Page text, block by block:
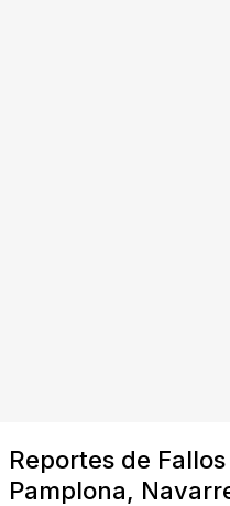
Reportes de
Pamplona,